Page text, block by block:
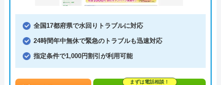
全国17都府県で水回りトラブルに対応
24時間年中無休で緊急のトラブルも迅速対応
指定条件で1,000円割引が利用可能
まずは電話相談！